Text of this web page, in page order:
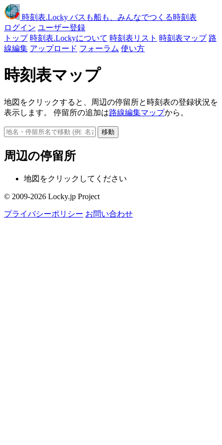
時刻表.Locky バスも船も、みんなでつくる時刻表
ログイン ユーザー登録
トップ 時刻表.Lockyについて 時刻表リスト 時刻表マップ 路
線編集 アップロード フォーラム 使い方
時刻表マップ
地図をクリックすると、周辺の停留所と時刻表の登録状況を
表示します。 停留所の追加は路線編集マップから。
移動
周辺の停留所
地図をクリックしてください
© 2009-2026 Locky.jp Project
プライバシーポリシー お問い合わせ